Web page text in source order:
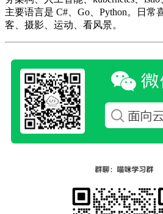
主要语言是 C#、Go、Python。日常
客、摄影、运动、看风景。